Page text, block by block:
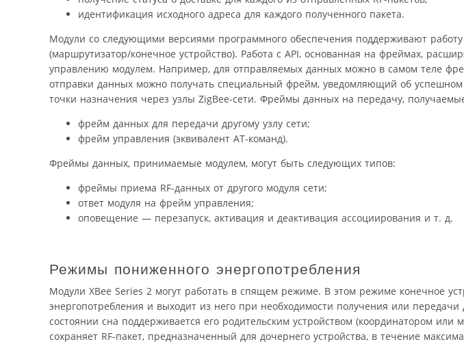
идентификация исходного адреса для каждого полученного пакета.
Модули со следующими версиями программного обеспечения поддерживают
(маршрутизатор/конечное устройство). Работа с API, основанная на фреймах,
управлению модулем. Например, для отправляемых данных можно в самом теле
отправки данных можно получать специальный фрейм, уведомляющий об
точки назначения через узлы ZigBee-сети. Фреймы данных на передачу,
фрейм данных для передачи другому узлу сети;
фрейм управления (эквивалент AT-команд).
Фреймы данных, принимаемые модулем, могут быть следующих типов:
фреймы приема RF-данных от другого модуля сети;
ответ модуля на фрейм управления;
оповещение — перезапуск, активация и деактивация ассоциирования и т. д.
Режимы пониженного энергопотребления
Модули XBee Series 2 могут работать в спящем режиме. В этом режиме конечное
энергопотребления и выходит из него при необходимости получения или передачи
состоянии сна поддерживается его родительским устройством (координатором или
сохраняет RF-пакет, предназначенный для дочернего устройства, в течение